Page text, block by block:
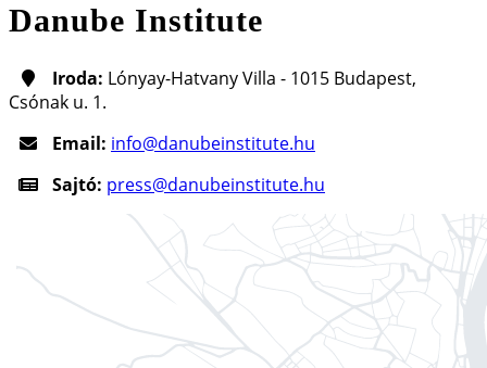
Danube Institute
Iroda: Lónyay-Hatvany Villa - 1015 Budapest,
Csónak u. 1.
Email: info@danubeinstitute.hu
Sajtó: press@danubeinstitute.hu